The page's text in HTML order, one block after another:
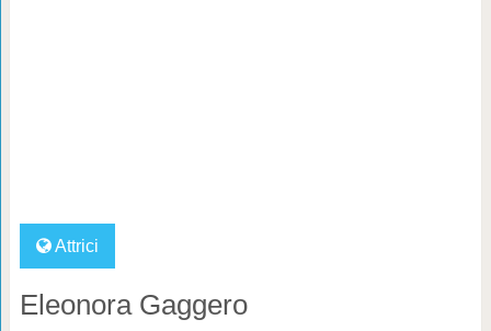
Attrici
Eleonora Gaggero